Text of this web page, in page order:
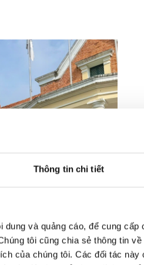
Thông tin chi tiết
và quảng cáo, để cung
tôi cũng chia sẻ thông tin
của chúng tôi. Các đối tác